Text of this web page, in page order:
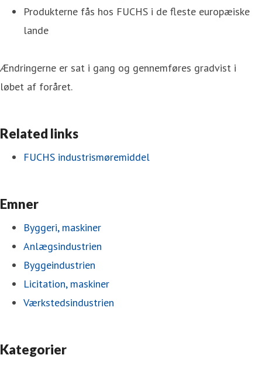
Produkterne fås hos FUCHS i de fleste europæiske
lande
Ændringerne er sat i gang og gennemføres gradvist i
løbet af foråret.
Related links
FUCHS industrismøremiddel
Emner
Byggeri, maskiner
Anlægsindustrien
Byggeindustrien
Licitation, maskiner
Værkstedsindustrien
Kategorier